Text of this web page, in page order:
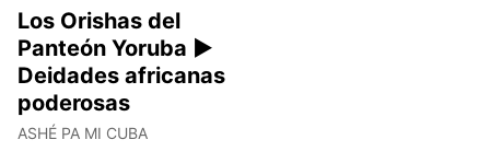
Los Orishas del
Panteón Yoruba ►
Deidades africanas
poderosas
ASHÉ PA MI CUBA